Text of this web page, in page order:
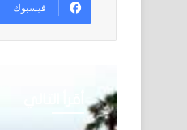
فيسبوك